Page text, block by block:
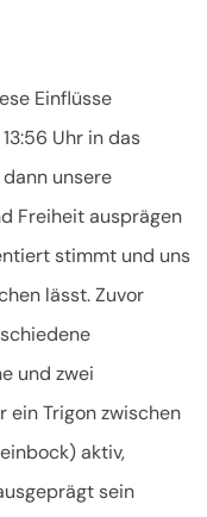
Einflüsse
Uhr in das
unsere
Freiheit ausprägen
stimmt und uns
lässt. Zuvor
und zwei
ein Trigon zwischen
aktiv,
sein